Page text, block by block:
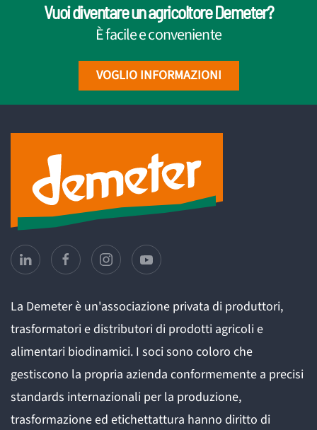
Vuoi diventare un agricoltore Demeter?
È facile e conveniente
VOGLIO INFORMAZIONI
La Demeter è un'associazione privata di produttori,
trasformatori e distributori di prodotti agricoli e
alimentari biodinamici. I soci sono coloro che
gestiscono la propria azienda conformemente a precisi
standards internazionali per la produzione,
trasformazione ed etichettattura hanno diritto di